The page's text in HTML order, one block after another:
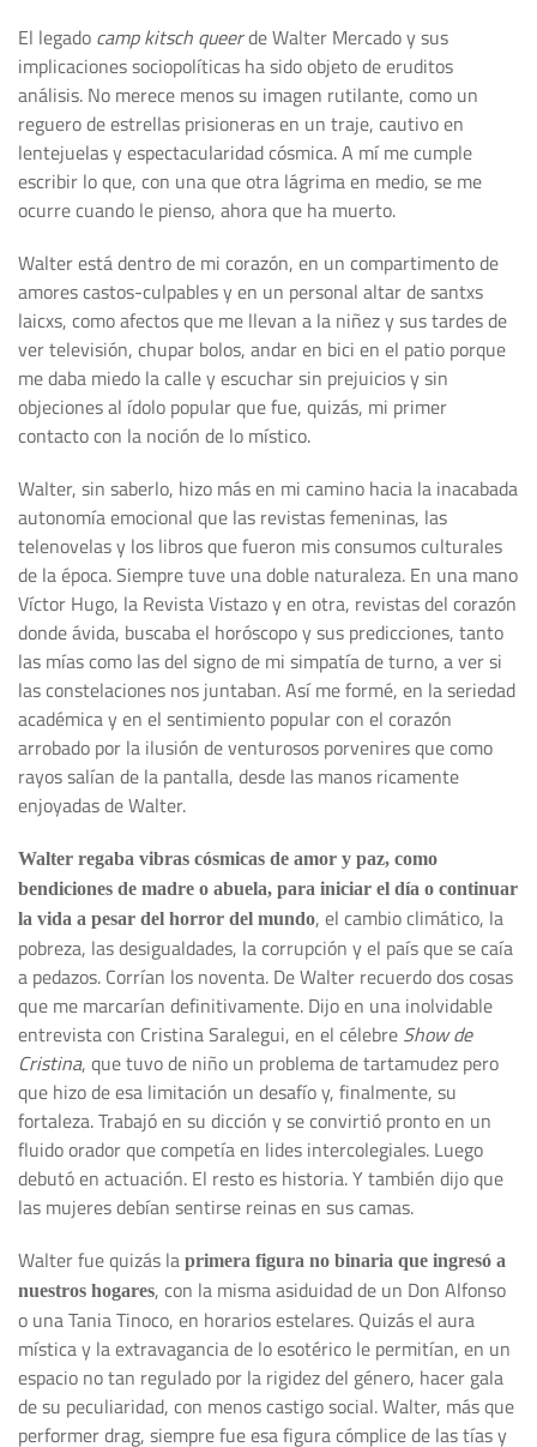
El legado camp kitsch queerde Walter Mercado y sus
implicaciones sociopolíticas ha sido objeto de eruditos
análisis. No merece menos su imagen rutilante, como un
reguero de estrellas prisioneras en un traje, cautivo en
lentejuelas y espectacularidad cósmica. A mí me cumple
escribir lo que, con una que otra lágrima en medio, se me
ocurre cuando le pienso, ahora que ha muerto.
Walter está dentro de mi corazón, en un compartimento de
amores castos-culpables y en un personal altar de santxs
laicxs, como afectos que me llevan a la niñez y sus tardes de
ver televisión, chupar bolos, andar en bici en el patio porque
me daba miedo la calle y escuchar sin prejuicios y sin
objeciones al ídolo popular que fue, quizás, mi primer
contacto con la noción de lo místico.
Walter, sin saberlo, hizo más en mi camino hacia la inacabada
autonomía emocional que las revistas femeninas, las
telenovelas y los libros que fueron mis consumos culturales
de la época. Siempre tuve una doble naturaleza. En una mano
Víctor Hugo, la Revista Vistazo y en otra, revistas del corazón
donde ávida, buscaba el horóscopo y sus predicciones, tanto
las mías como las del signo de mi simpatía de turno, a ver si
las constelaciones nos juntaban. Así me formé, en la seriedad
académica y en el sentimiento popular con el corazón
arrobado por la ilusión de venturosos porvenires que como
rayos salían de la pantalla, desde las manos ricamente
enjoyadas de Walter.
Walter regaba vibras cósmicas de amor y paz, como
bendiciones de madre o abuela, para iniciar el día o continuar
la vida a pesar del horror del mundo, el cambio climático, la
pobreza, las desigualdades, la corrupción y el país que se caía
a pedazos. Corrían los noventa. De Walter recuerdo dos cosas
que me marcarían definitivamente. Dijo en una inolvidable
entrevista con Cristina Saralegui, en el célebre Show de
Cristina, que tuvo de niño un problema de tartamudez pero
que hizo de esa limitación un desafío y, finalmente, su
fortaleza. Trabajó en su dicción y se convirtió pronto en un
fluido orador que competía en lides intercolegiales. Luego
debutó en actuación. El resto es historia. Y también dijo que
las mujeres debían sentirse reinas en sus camas.
Walter fue quizás la primera figura no binaria que ingresó a
nuestros hogares, con la misma asiduidad de un Don Alfonso
o una Tania Tinoco, en horarios estelares. Quizás el aura
mística y la extravagancia de lo esotérico le permitían, en un
espacio no tan regulado por la rigidez del género, hacer gala
de su peculiaridad, con menos castigo social. Walter, más que
performer drag, siempre fue esa figura cómplice de las tías y